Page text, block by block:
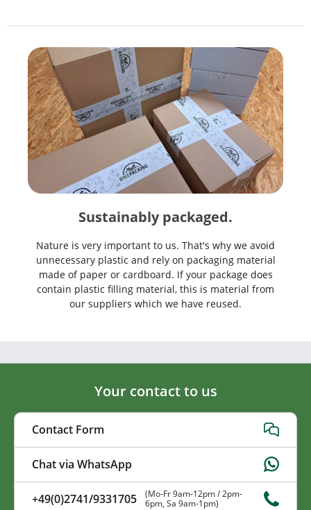
Sustainably packaged.
Nature is very important to us. That's why we avoid
unnecessary plastic and rely on packaging material
made of paper or cardboard. If your package does
contain plastic filling material, this is material from
our suppliers which we have reused.
Your contact to us
Contact Form
Chat via WhatsApp
+49(0)2741/9331705
(Mo-Fr 9am-12pm / 2pm-
6pm, Sa 9am-1pm)